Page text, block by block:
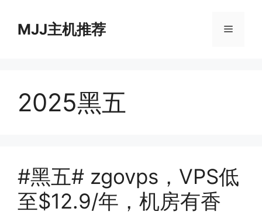
MJJ主机推荐 菜
2025黑五
#黑五# zgovps，VPS低
至$12.9/年，机房有香